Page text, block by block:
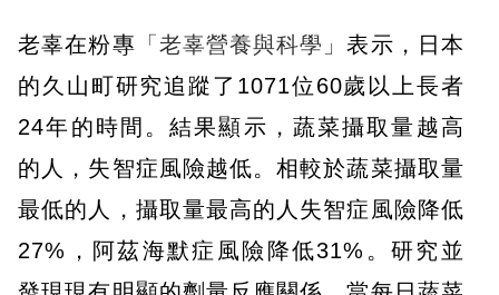
老辜在粉專 「老辜營養與科學」表示，日本
的久山町研究追蹤了1071位60歲以上長者
24年的時間。結果顯示，蔬菜攝取量越高
的人，失智症風險越低。相較於蔬菜攝取量
最低的人，攝取量最高的人失智症風險降低
27%，阿茲海默症風險降低31%。研究並